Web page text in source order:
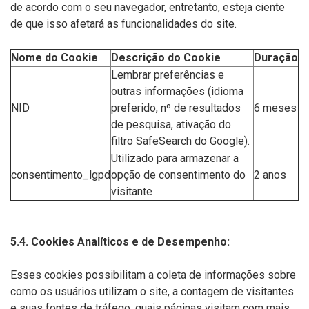
de acordo com o seu navegador, entretanto, esteja ciente
de que isso afetará as funcionalidades do site.
Nome do Cookie Descrição do Cookie Duração
NID
Lembrar preferências e
outras informações (idioma
preferido, nº de resultados
de pesquisa, ativação do
filtro SafeSearch do Google).
6 meses
consentimento_lgpd
Utilizado para armazenar a
opção de consentimento do
visitante
2 anos
5.4. Cookies Analíticos e de Desempenho:
Esses cookies possibilitam a coleta de informações sobre
como os usuários utilizam o site, a contagem de visitantes